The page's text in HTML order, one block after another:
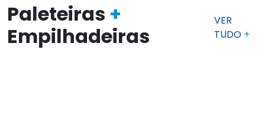
Paleteiras +
Empilhadeiras
VER
TUDO +